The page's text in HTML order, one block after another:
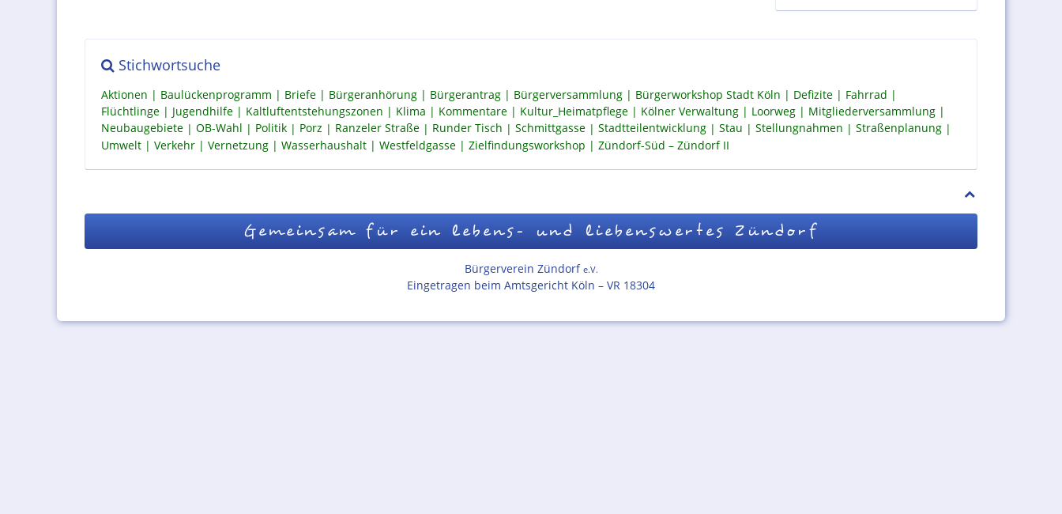
Stichwortsuche
Aktionen Baulückenprogramm Briefe Bürgeranhörung Bürgerantrag Bürgerversammlung Bürgerworkshop Stadt Köln Defizite
Fahrrad
Flüchtlinge
Jugendhilfe Kaltluftentstehungszonen Klima Kommentare Kultur_Heimatpflege Kölner Verwaltung Loorweg
Mitgliederversammlung
Neubaugebiete
OB-Wahl Politik Porz Ranzeler Straße Runder Tisch Schmittgasse Stadtteilentwicklung Stau Stellungnahmen
Straßenplanung
Umwelt
Verkehr Vernetzung Wasserhaushalt Westfeldgasse Zielfindungsworkshop Zündorf-Süd – Zündorf II
Gemeinsam für ein lebens- und liebenswertes Zündorf
Bürgerverein Zündorf e.V.
Eingetragen beim Amtsgericht Köln – VR 18304